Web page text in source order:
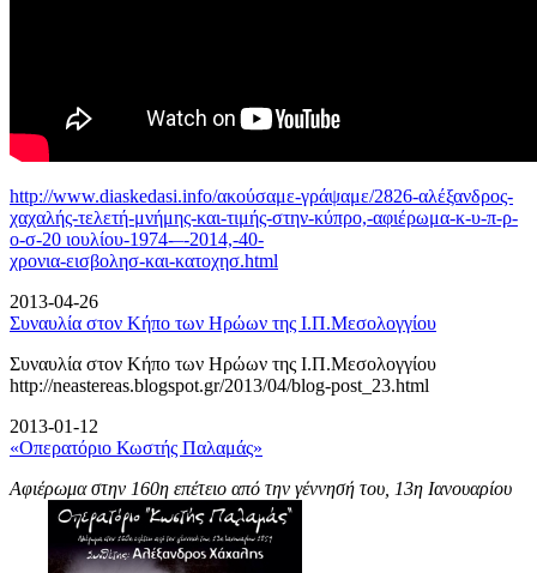
http://www.diaskedasi.info/ακούσαμε-γράψαμε/2826-αλέξανδρος-
χαχαλής-τελετή-μνήμης-και-τιμής-στην-κύπρο,-αφιέρωμα-κ-υ-π-ρ-
ο-σ-20 ιουλίου-1974-–-2014,-40-
χρονια-εισβολησ-και-κατοχησ.html
2013-04-26
Συναυλία στον Κήπο των Ηρώων της Ι.Π.Μεσολογγίου
Συναυλία στον Κήπο των Ηρώων της Ι.Π.Μεσολογγίου
http://neastereas.blogspot.gr/2013/04/blog-post_23.html
2013-01-12
«Οπερατόριο Κωστής Παλαμάς»
Αφιέρωμα στην 160η επέτειο από την γέννησή του, 13η Ιανουαρίου